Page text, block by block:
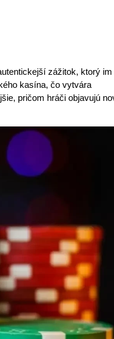
zážitok, ktorý im
kasína, čo vytvára
pričom hráči objavujú